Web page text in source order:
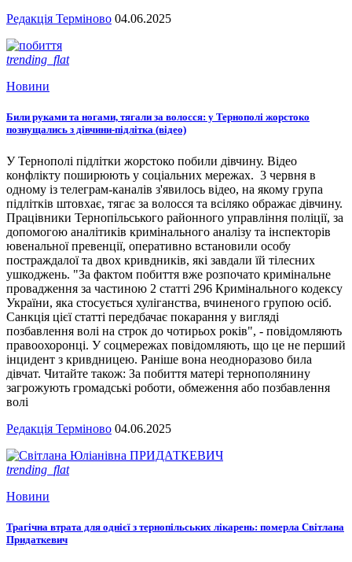
Редакція Терміново 04.06.2025
trending_flat
Новини
Били руками та ногами, тягали за волосся: у Тернополі жорстоко
познущались з дівчини-підлітка (відео)
У Тернополі підлітки жорстоко побили дівчину. Відео
конфлікту поширюють у соціальних мережах. 3 червня в
одному із телеграм-каналів з'явилось відео, на якому група
підлітків штовхає, тягає за волосся та всіляко ображає дівчину.
Працівники Тернопільського районного управління поліції, за
допомогою аналітиків кримінального аналізу та інспекторів
ювенальної превенції, оперативно встановили особу
постраждалої та двох кривдників, які завдали їй тілесних
ушкоджень. "За фактом побиття вже розпочато кримінальне
провадження за частиною 2 статті 296 Кримінального кодексу
України, яка стосується хуліганства, вчиненого групою осіб.
Санкція цієї статті передбачає покарання у вигляді
позбавлення волі на строк до чотирьох років", - повідомляють
правоохоронці. У соцмережах повідомляють, що це не перший
інцидент з кривдницею. Раніше вона неодноразово била
дівчат. Читайте також: За побиття матері тернополянину
загрожують громадські роботи, обмеження або позбавлення
волі
Редакція Терміново 04.06.2025
trending_flat
Новини
Трагічна втрата для однієї з тернопільських лікарень: померла Світлана
Придаткевич